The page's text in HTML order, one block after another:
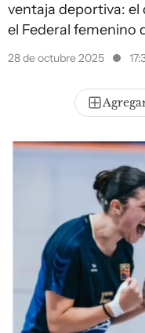
ventaja deportiva:
el Federal femenino
28 de octubre 2025